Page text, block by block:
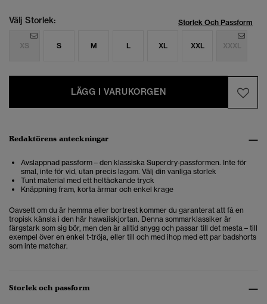
Välj Storlek: Storlek Och Passform
XS S M L XL XXL XXXL
LÄGG I VARUKORGEN
Redaktörens anteckningar
Avslappnad passform – den klassiska Superdry-passformen. Inte för
smal, inte för vid, utan precis lagom. Välj din vanliga storlek
Tunt material med ett heltäckande tryck
Knäppning fram, korta ärmar och enkel krage
Oavsett om du är hemma eller bortrest kommer du garanterat att få en
tropisk känsla i den här hawaiiskjortan. Denna sommarklassiker är
färgstark som sig bör, men den är alltid snygg och passar till det mesta – till
exempel över en enkel t-tröja, eller till och med ihop med ett par badshorts
som inte matchar.
Storlek och passform